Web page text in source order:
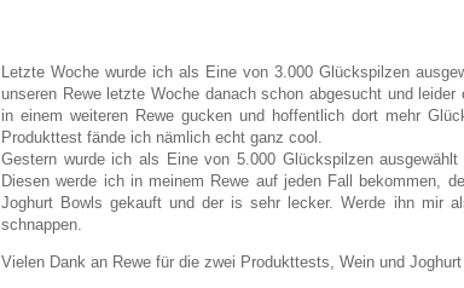
Letzte Woche wurde ich als Eine von 3.000 Glückspilzen
unseren Rewe letzte Woche danach schon abgesucht und
in einem weiteren Rewe gucken und hoffentlich dort mehr
Produkttest fände ich nämlich echt ganz cool.
Gestern wurde ich als Eine von 5.000 Glückspilzen
Diesen werde ich in meinem Rewe auf jeden Fall bekommen,
Joghurt Bowls gekauft und der is sehr lecker. Werde ihn mir
schnappen.
Vielen Dank an Rewe für die zwei Produkttests, Wein und